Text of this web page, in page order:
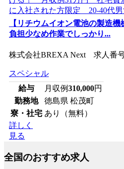
【リチウムイオン電池の製造機
負担少なめ作業でしっかり...
株式会社BREXA Next 求人番
スペシャル
給与
月収例310,000円
勤務地
徳島県 松茂町
寮・社宅 あり（無料）
詳しく
見る
全国のおすすめ求人